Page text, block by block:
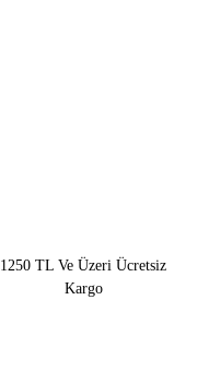
1250 TL Ve Üzeri Ücretsiz
Kargo